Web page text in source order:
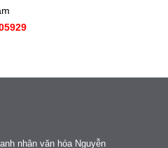
nhân văn hóa Nguyễn